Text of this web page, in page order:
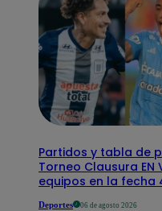
Partidos y tabla de
Torneo Clausura EN
equipos en la fecha
Deportes 06 de agosto 2026